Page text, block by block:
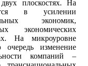
плоскостях. На
в усилении
экономик,
экономических
На микроуровне
очередь изменение
компаний –